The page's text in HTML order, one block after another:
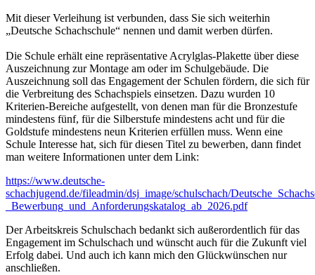
Mit dieser Verleihung ist verbunden, dass Sie sich weiterhin
„Deutsche Schachschule“ nennen und damit werben dürfen.
Die Schule erhält eine repräsentative Acrylglas-Plakette über diese
Auszeichnung zur Montage am oder im Schulgebäude. Die
Auszeichnung soll das Engagement der Schulen fördern, die sich für
die Verbreitung des Schachspiels einsetzen. Dazu wurden 10
Kriterien-Bereiche aufgestellt, von denen man für die Bronzestufe
mindestens fünf, für die Silberstufe mindestens acht und für die
Goldstufe mindestens neun Kriterien erfüllen muss. Wenn eine
Schule Interesse hat, sich für diesen Titel zu bewerben, dann findet
man weitere Informationen unter dem Link:
https://www.deutsche-
schachjugend.de/fileadmin/dsj_image/schulschach/
_Bewerbung_und_Anforderungskatalog_ab_2026.pdf
Der Arbeitskreis Schulschach bedankt sich außerordentlich für das
Engagement im Schulschach und wünscht auch für die Zukunft viel
Erfolg dabei. Und auch ich kann mich den Glückwünschen nur
anschließen.